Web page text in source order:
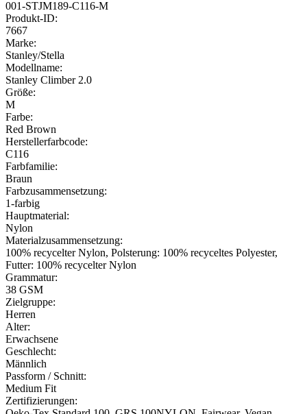
001-STJM189-C116-M
Produkt-ID:
7667
Marke:
Stanley/Stella
Modellname:
Stanley Climber 2.0
Größe:
M
Farbe:
Red Brown
Herstellerfarbcode:
C116
Farbfamilie:
Braun
Farbzusammensetzung:
1-farbig
Hauptmaterial:
Nylon
Materialzusammensetzung:
100% recycelter Nylon, Polsterung: 100% recyceltes Polyester,
Futter: 100% recycelter Nylon
Grammatur:
38 GSM
Zielgruppe:
Herren
Alter:
Erwachsene
Geschlecht:
Männlich
Passform / Schnitt:
Medium Fit
Zertifizierungen: